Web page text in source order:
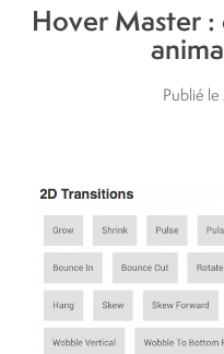
Hover Master :
Publié le